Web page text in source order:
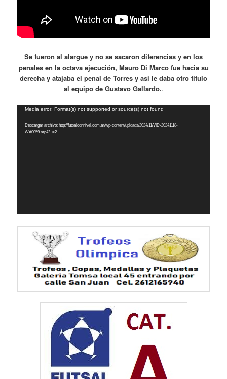
Se fueron al alargue y no se sacaron diferencias y en los
penales en la octava ejecución, Mauro Di Marco fue hacia su
derecha y atajaba el penal de Torres y asi le daba otro titulo
al equipo de Gustavo Gallardo..
Reproductor
vídeo
Media error: Format(s) not supported or source(s) not found
Descargar archivo: http://futsalconnivel.com.ar/wp-content/uploads/2024/11/VID-20241118-
WA0059.mp4?_=2